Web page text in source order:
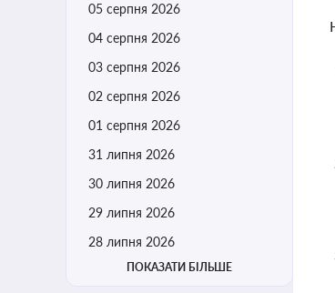
05 серпня 2026
04 серпня 2026
03 серпня 2026
02 серпня 2026
01 серпня 2026
31 липня 2026
30 липня 2026
29 липня 2026
28 липня 2026
ПОКАЗАТИ БІЛЬШЕ